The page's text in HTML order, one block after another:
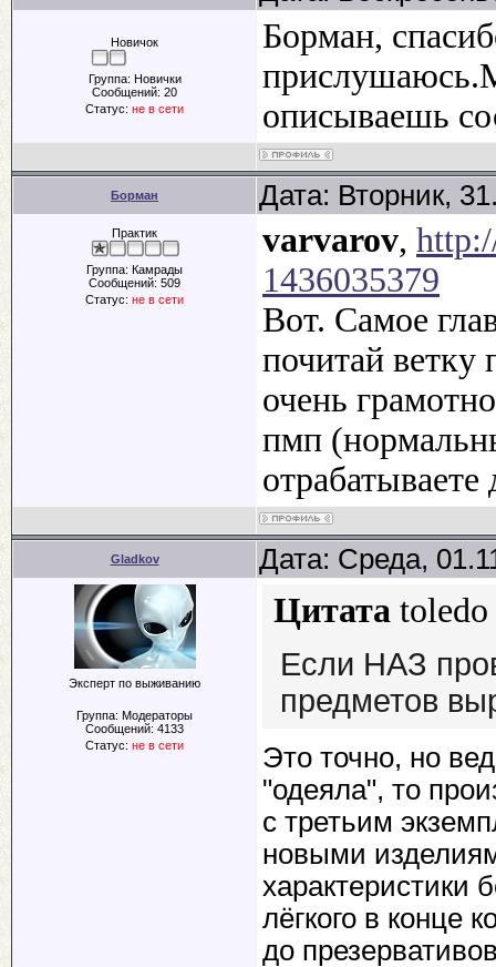
Новичок
Группа: Новички
Сообщений: 20
Статус: не в сети
Борман,
описываешь
Борман Дата: Вторник,
Практик
Группа: Камрады
Сообщений: 509
Статус: не в сети
varvarov,
1436035379
Вот. Самое
почитай ветку
очень
пмп
отрабатываете
Gladkov Дата: Среда,
Эксперт по выживанию
Группа: Модераторы
Сообщений: 4133
Статус: не в сети
Цитата toledo
Если НАЗ
предметов
Это точно, но
"одеяла", то
с третьим
новыми
характеристики
лёгкого в конце
до